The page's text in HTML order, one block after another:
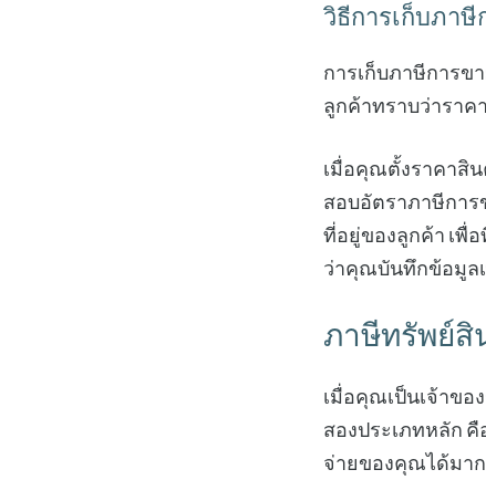
วิธีการเก็บภาษี
การเก็บภาษีการข
ลูกค้าทราบว่าราค
เมื่อคุณตั้งราคาสิ
สอบอัตราภาษีกา
ที่อยู่ของลูกค้า เพื่
ว่าคุณบันทึกข้อมูล
ภาษีทรัพย์สิ
เมื่อคุณเป็นเจ้าขอ
สองประเภทหลัก
จ่ายของคุณได้มา